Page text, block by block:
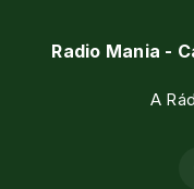
Radio Mania -
A